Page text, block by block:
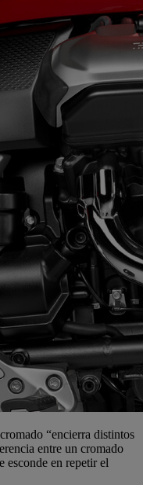
“encierra distintos
entre un cromado
esconde en repetir el